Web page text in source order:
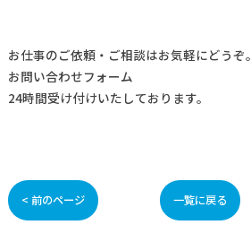
お仕事のご依頼・ご相談はお気軽にどうぞ。
お問い合わせフォーム
24時間受け付けいたしております。
< 前のページ 一覧に戻る